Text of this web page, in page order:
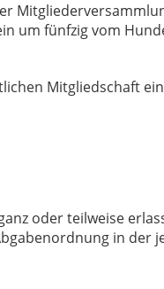
um fünfzig vom
Mitgliedschaft
oder teilweise
in der